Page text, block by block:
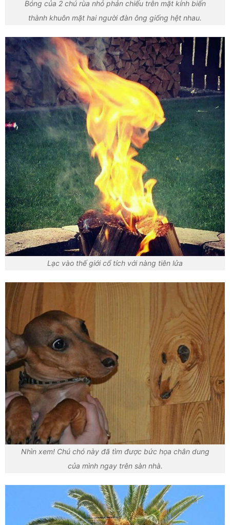
Bóng của 2 chú rùa nhỏ phản chiếu trên mặt kính biến
thành khuôn mặt hai người đàn ông giống hệt nhau.
Lạc vào thế giới cổ tích với nàng tiên lửa
Nhìn xem! Chú chó này đã tìm được bức họa chân dung
của mình ngay trên sàn nhà.